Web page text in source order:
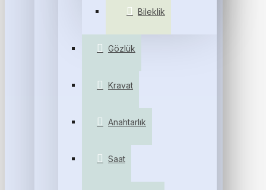
Bileklik
Gözlük
Kravat
Anahtarlık
Saat